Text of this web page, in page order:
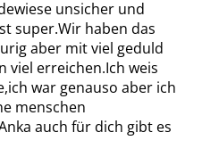
unsicher und
super.Wir haben das
aber mit viel geduld
viel erreichen.Ich weis
war genauso aber ich
menschen
auch für dich gibt es